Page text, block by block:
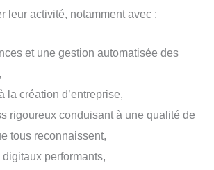
leur activité, notamment avec :
et une gestion automatisée des
la création d’entreprise,
rigoureux conduisant à une qualité de
tous reconnaissent,
performants,